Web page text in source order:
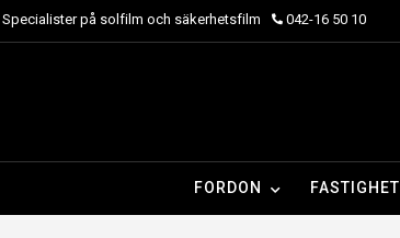
Specialister på solfilm och säkerhetsfilm 042-16 50 10
FORDON FASTIGHET